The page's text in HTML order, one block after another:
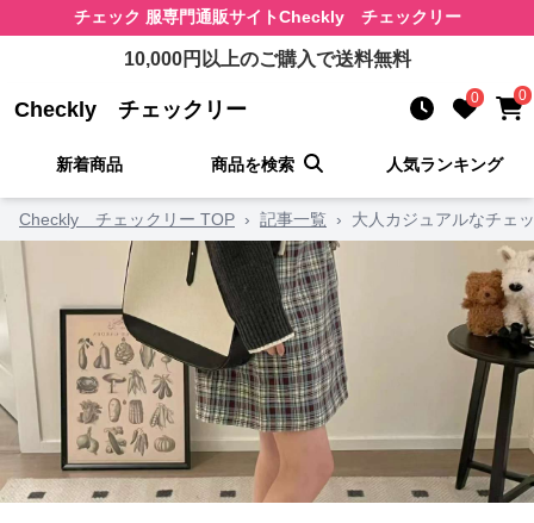
チェック 服専門通販サイトCheckly チェックリー
10,000円以上のご購入で送料無料
Checkly チェックリー 0 0
新着商品 商品を検索 人気ランキング
Checkly チェックリー TOP › 記事一覧 › 大人カジュアルなチェ